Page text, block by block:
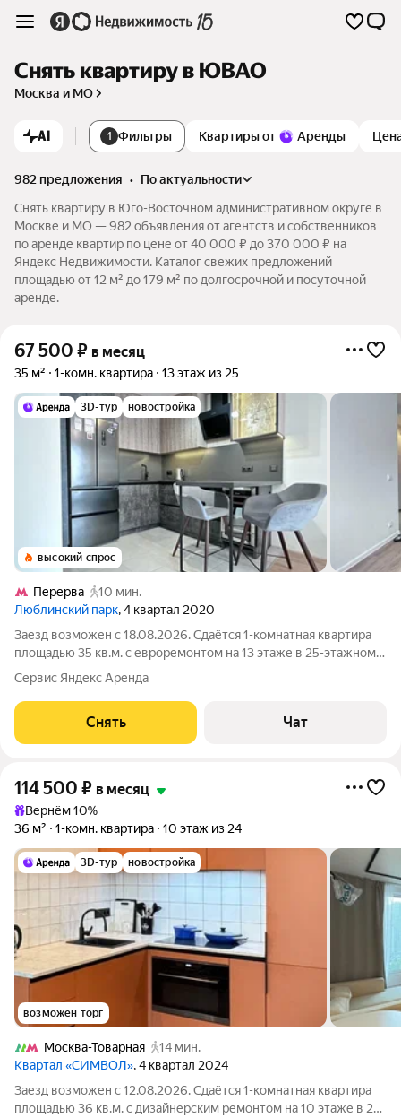
Снять квартиру в ЮВАО
Москва и МО
AI 1 Фильтры Квартиры от Аренды
982 предложения •
по актуальности
Снять квартиру в Юго-Восточном административном округе в
Москве и МО — 982 объявления от агентств и собственников
по аренде квартир по цене от 40 000 ₽ до 370 000 ₽ на
Яндекс Недвижимости. Каталог свежих предложений
площадью от 12 м² до 179 м² по долгосрочной и посуточной
аренде.
67 500 ₽ в месяц
35 м² 1-комн. квартира 13 этаж из 25
3D-тур новостройка
высокий спрос
Перерва
10 мин.
Люблинский парк, 4 квартал 2020
Заезд возможен с 18.08.2026. Сдаётся 1-комнатная квартира
площадью 35 кв.м. с евроремонтом на 13 этаже в 25-этажном
доме на срок от 11 месяцев. Из техники есть: Духовой шкаф
Стиральная машина Холодильник Посудомоечная машина
Сервис Яндекс Аренда
Снять Чат
114 500 ₽ в месяц
Вернём 10%
36 м²
1-комн. квартира 10 этаж из 24
3D-тур новостройка
возможен торг
Москва-Товарная
14 мин.
Квартал «СИМВОЛ», 4 квартал 2024
Заезд возможен с 12.08.2026. Сдаётся 1-комнатная квартира
площадью 36 кв.м. с дизайнерским ремонтом на 10 этаже в 24-